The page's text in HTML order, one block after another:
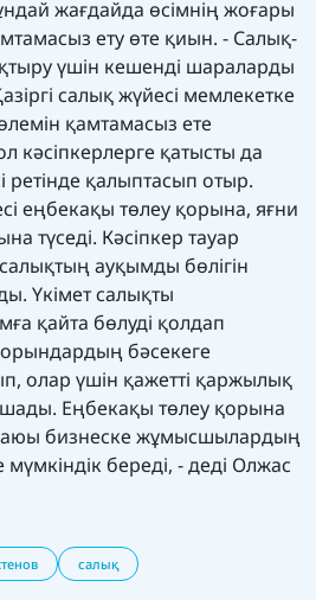
жағдайда өсімнің жоғары
ету өте қиын. - Салық-
үшін кешенді шараларды
салық жүйесі мемлекетке
қамтамасыз ете
кәсіпкерлерге қатысты да
ретінде қалыптасып отыр.
еңбекақы төлеу қорына, яғни
түседі. Кәсіпкер тауар
ауқымды бөлігін
Үкімет салықты
қайта бөлуді қолдап
бәсекеге
олар үшін қажетті қаржылық
Еңбекақы төлеу қорына
бизнеске жұмысшылардың
береді, - деді Олжас
салық